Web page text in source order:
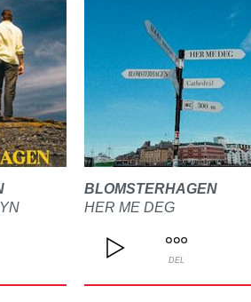
BLOMSTERHAGEN
HER ME DEG
DEL